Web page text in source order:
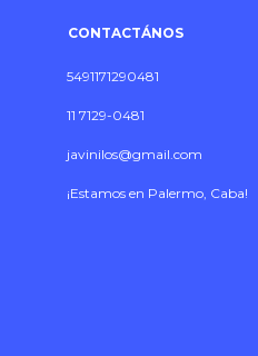
CONTACTÁNOS
5491171290481
11 7129-0481
javinilos@gmail.com
¡Estamos en Palermo, Caba!